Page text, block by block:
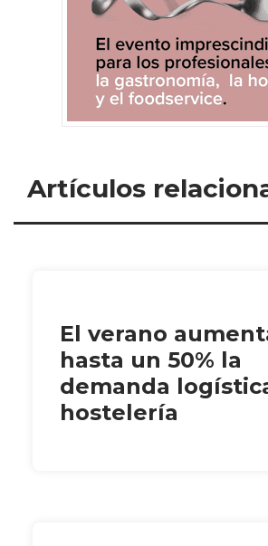
Artículos
El verano
hasta un 50% la
demanda
hostelería